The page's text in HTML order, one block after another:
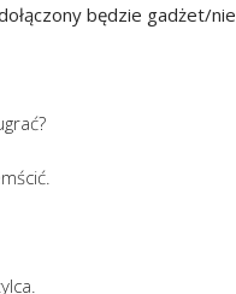
będzie gadżet/